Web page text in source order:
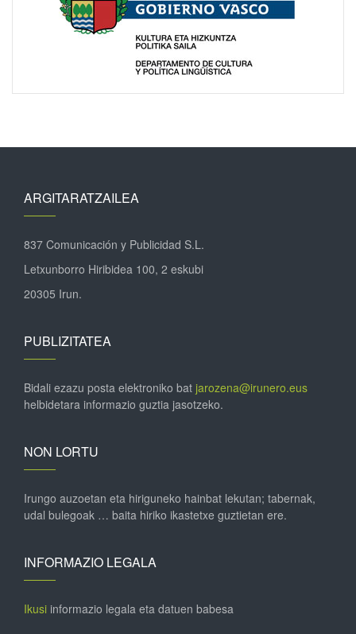
ARGITARATZAILEA
837 Comunicación y Publicidad S.L.
Letxunborro Hiribidea 100, 2 eskubi
20305 Irun.
PUBLIZITATEA
Bidali ezazu posta elektroniko bat jarozena@irunero.eus
helbidetara informazio guztia jasotzeko.
NON LORTU
Irungo auzoetan eta hiriguneko hainbat lekutan; tabernak,
udal bulegoak … baita hiriko ikastetxe guztietan ere.
INFORMAZIO LEGALA
Ikusi informazio legala eta datuen babesa